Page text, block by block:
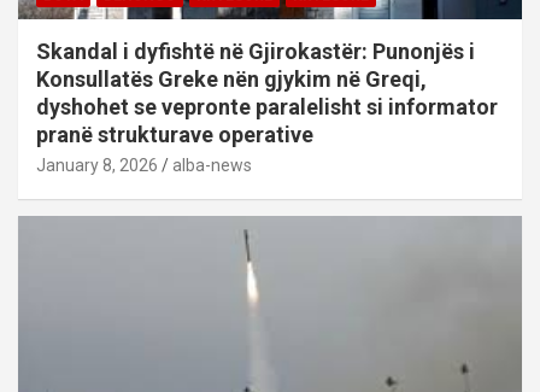
Skandal i dyfishtë në Gjirokastër: Punonjës i
Konsullatës Greke nën gjykim në Greqi,
dyshohet se vepronte paralelisht si informator
pranë strukturave operative
January 8, 2026 alba-news